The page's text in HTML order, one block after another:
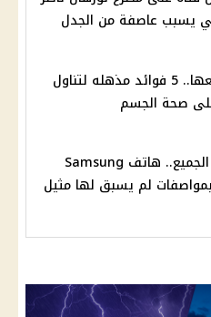
يسبب عاصفة من الجدل
فوائد لا تتوقعها.. 5 فوائد مذهله لتناول
على صحة الجسم
هاتف يسحق الجميع.. هاتف Samsung